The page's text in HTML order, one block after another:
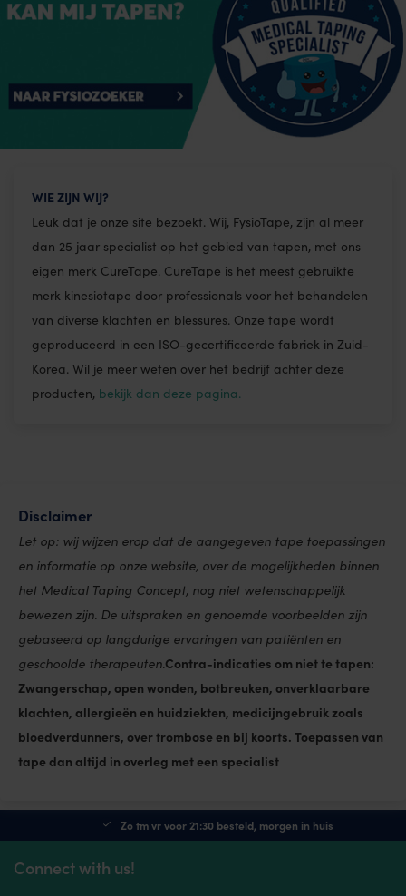
WIE ZIJN WIJ?
Leuk dat je onze site bezoekt. Wij, FysioTape, zijn al meer
dan 25 jaar specialist op het gebied van tapen, met ons
eigen merk CureTape. CureTape is het meest gebruikte
merk kinesiotape door professionals voor het behandelen
van diverse klachten en blessures. Onze tape wordt
geproduceerd in een ISO-gecertificeerde fabriek in Zuid-
Korea. Wil je meer weten over het bedrijf achter deze
producten, bekijk dan deze pagina.
Disclaimer
Let op: wij wijzen erop dat de aangegeven tape toepassingen
en informatie op onze website, over de mogelijkheden binnen
het Medical Taping Concept, nog niet wetenschappelijk
bewezen zijn. De uitspraken en genoemde voorbeelden zijn
gebaseerd op langdurige ervaringen van patiënten en
geschoolde therapeuten.Contra-indicaties om niet te tapen:
Zwangerschap, open wonden, botbreuken, onverklaarbare
klachten, allergieën en huidziekten, medicijngebruik zoals
bloedverdunners, over trombose en bij koorts. Toepassen van
tape dan altijd in overleg met een specialist
Zo tm vr voor 21:30 besteld, morgen in huis
Connect with us!